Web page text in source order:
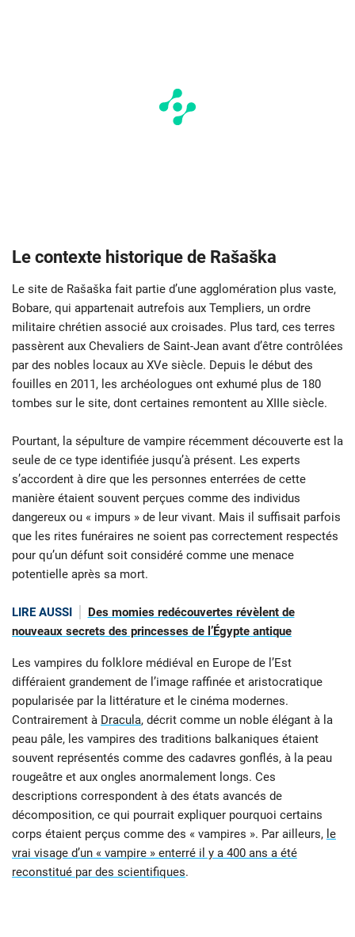
Le contexte historique de Rašaška
Le site de Rašaška fait partie d’une agglomération plus vaste,
Bobare, qui appartenait autrefois aux Templiers, un ordre
militaire chrétien associé aux croisades. Plus tard, ces terres
passèrent aux Chevaliers de Saint-Jean avant d’être contrôlées
par des nobles locaux au XVe siècle. Depuis le début des
fouilles en 2011, les archéologues ont exhumé plus de 180
tombes sur le site, dont certaines remontent au XIIIe siècle.
Pourtant, la sépulture de vampire récemment découverte est la
seule de ce type identifiée jusqu’à présent. Les experts
s’accordent à dire que les personnes enterrées de cette
manière étaient souvent perçues comme des individus
dangereux ou « impurs » de leur vivant. Mais il suffisait parfois
que les rites funéraires ne soient pas correctement respectés
pour qu’un défunt soit considéré comme une menace
potentielle après sa mort.
LIRE AUSSI
Des momies redécouvertes révèlent de
nouveaux secrets des princesses de l’Égypte antique
Les vampires du folklore médiéval en Europe de l’Est
différaient grandement de l’image raffinée et aristocratique
popularisée par la littérature et le cinéma modernes.
Contrairement à Dracula, décrit comme un noble élégant à la
peau pâle, les vampires des traditions balkaniques étaient
souvent représentés comme des cadavres gonflés, à la peau
rougeâtre et aux ongles anormalement longs. Ces
descriptions correspondent à des états avancés de
décomposition, ce qui pourrait expliquer pourquoi certains
corps étaient perçus comme des « vampires ». Par ailleurs, le
vrai visage d’un « vampire » enterré il y a 400 ans a été
reconstitué par des scientifiques.